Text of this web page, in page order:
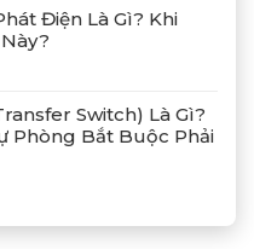
Điện Là Gì? Khi
Switch) Là Gì?
Phòng Bắt Buộc Phải